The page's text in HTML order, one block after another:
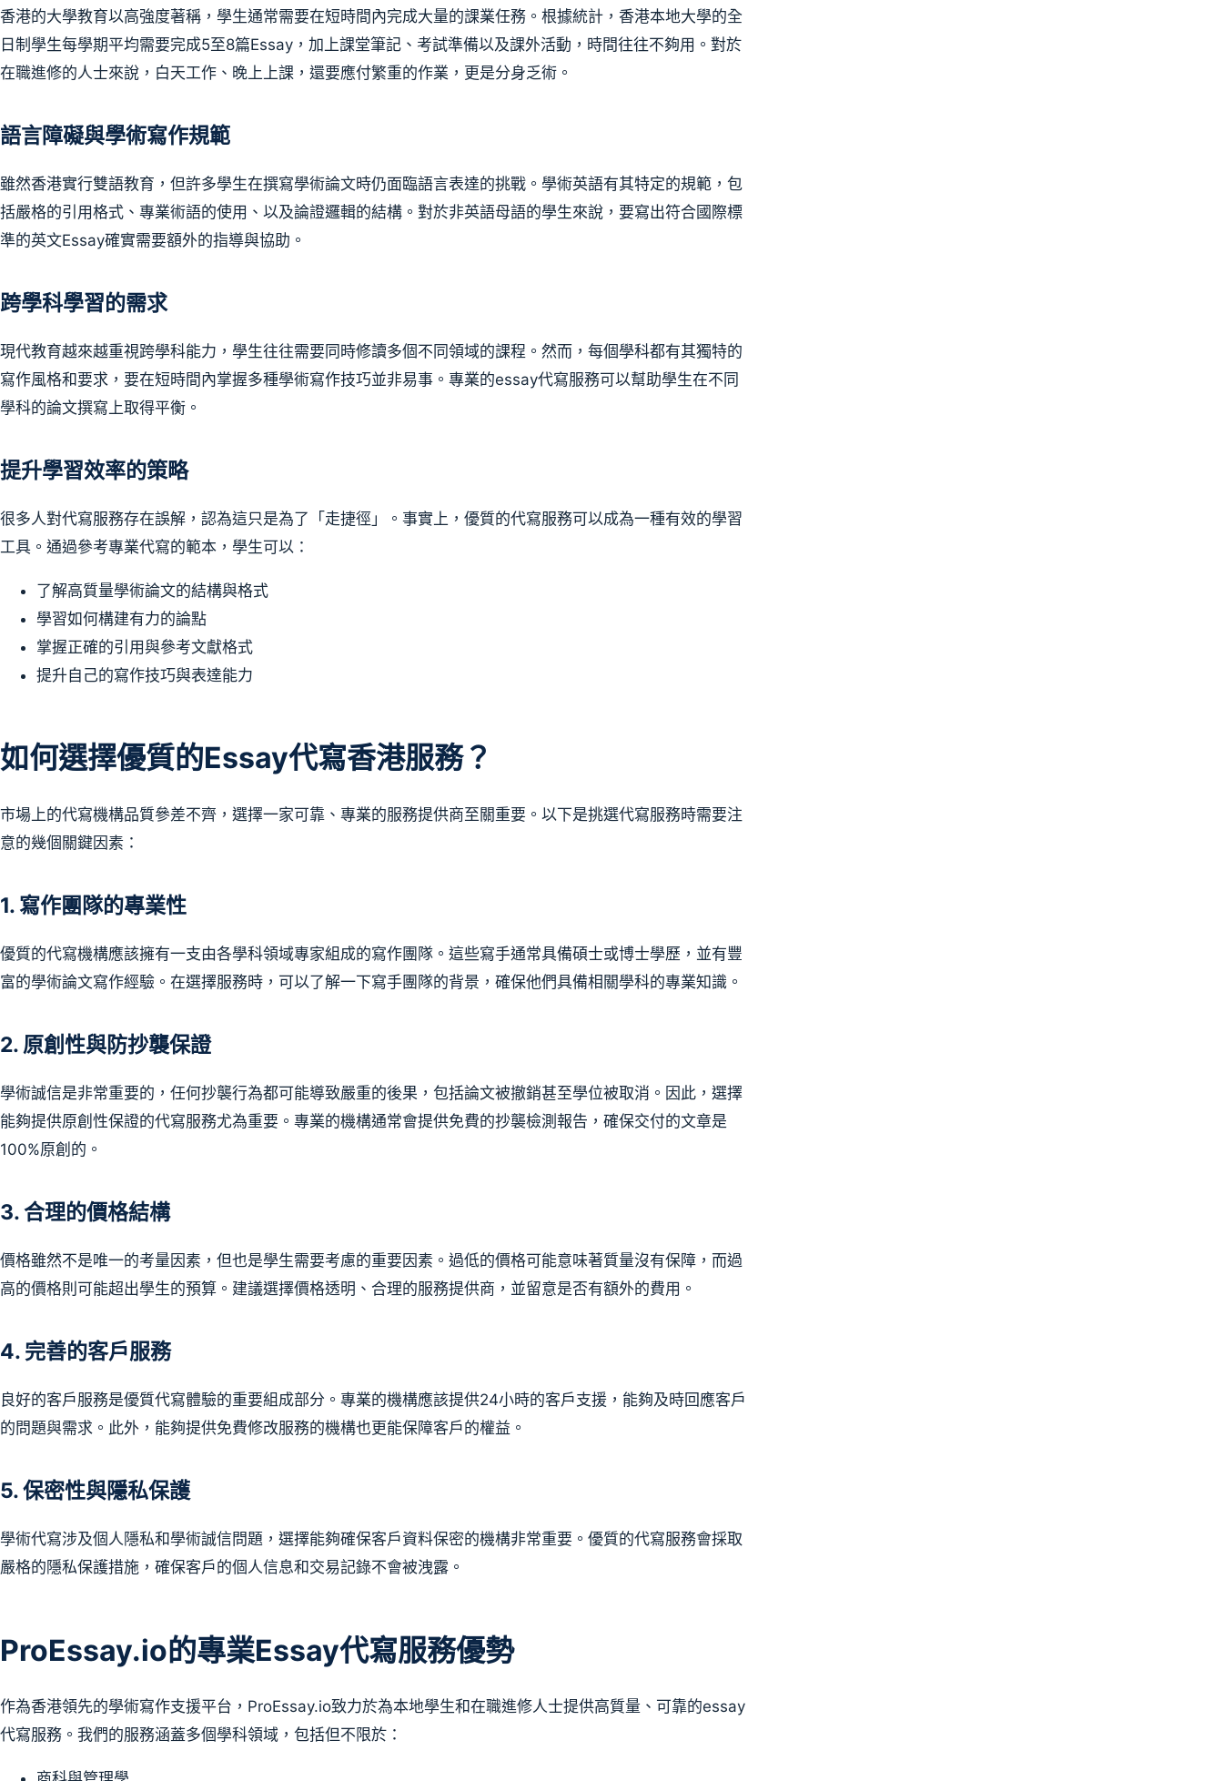
香港的大學教育以高強度著稱，學生通常需要在短時間內完成大量的課業任務。根據統計，香港本地大學的全
日制學生每學期平均需要完成5至8篇Essay，加上課堂筆記、考試準備以及課外活動，時間往往不夠用。對於
在職進修的人士來說，白天工作、晚上上課，還要應付繁重的作業，更是分身乏術。
語言障礙與學術寫作規範
雖然香港實行雙語教育，但許多學生在撰寫學術論文時仍面臨語言表達的挑戰。學術英語有其特定的規範，包
括嚴格的引用格式、專業術語的使用、以及論證邏輯的結構。對於非英語母語的學生來說，要寫出符合國際標
準的英文Essay確實需要額外的指導與協助。
跨學科學習的需求
現代教育越來越重視跨學科能力，學生往往需要同時修讀多個不同領域的課程。然而，每個學科都有其獨特的
寫作風格和要求，要在短時間內掌握多種學術寫作技巧並非易事。專業的essay代寫服務可以幫助學生在不同
學科的論文撰寫上取得平衡。
提升學習效率的策略
很多人對代寫服務存在誤解，認為這只是為了「走捷徑」。事實上，優質的代寫服務可以成為一種有效的學習
工具。通過參考專業代寫的範本，學生可以：
了解高質量學術論文的結構與格式
學習如何構建有力的論點
掌握正確的引用與參考文獻格式
提升自己的寫作技巧與表達能力
如何選擇優質的Essay代寫香港服務？
市場上的代寫機構品質參差不齊，選擇一家可靠、專業的服務提供商至關重要。以下是挑選代寫服務時需要注
意的幾個關鍵因素：
1. 寫作團隊的專業性
優質的代寫機構應該擁有一支由各學科領域專家組成的寫作團隊。這些寫手通常具備碩士或博士學歷，並有豐
富的學術論文寫作經驗。在選擇服務時，可以了解一下寫手團隊的背景，確保他們具備相關學科的專業知識。
2. 原創性與防抄襲保證
學術誠信是非常重要的，任何抄襲行為都可能導致嚴重的後果，包括論文被撤銷甚至學位被取消。因此，選擇
能夠提供原創性保證的代寫服務尤為重要。專業的機構通常會提供免費的抄襲檢測報告，確保交付的文章是
100%原創的。
3. 合理的價格結構
價格雖然不是唯一的考量因素，但也是學生需要考慮的重要因素。過低的價格可能意味著質量沒有保障，而過
高的價格則可能超出學生的預算。建議選擇價格透明、合理的服務提供商，並留意是否有額外的費用。
4. 完善的客戶服務
良好的客戶服務是優質代寫體驗的重要組成部分。專業的機構應該提供24小時的客戶支援，能夠及時回應客戶
的問題與需求。此外，能夠提供免費修改服務的機構也更能保障客戶的權益。
5. 保密性與隱私保護
學術代寫涉及個人隱私和學術誠信問題，選擇能夠確保客戶資料保密的機構非常重要。優質的代寫服務會採取
嚴格的隱私保護措施，確保客戶的個人信息和交易記錄不會被洩露。
ProEssay.io的專業Essay代寫服務優勢
作為香港領先的學術寫作支援平台，ProEssay.io致力於為本地學生和在職進修人士提供高質量、可靠的essay
代寫服務。我們的服務涵蓋多個學科領域，包括但不限於：